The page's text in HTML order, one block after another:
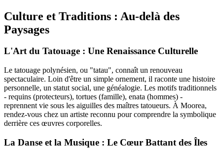
Culture et Traditions : Au-delà des
Paysages
L'Art du Tatouage : Une Renaissance Culturelle
Le tatouage polynésien, ou "tatau", connaît un renouveau
spectaculaire. Loin d'être un simple ornement, il raconte une histoire
personnelle, un statut social, une généalogie. Les motifs traditionnels
- requins (protecteurs), tortues (famille), enata (hommes) -
reprennent vie sous les aiguilles des maîtres tatoueurs. À Moorea,
rendez-vous chez un artiste reconnu pour comprendre la symbolique
derrière ces œuvres corporelles.
La Danse et la Musique : Le Cœur Battant des Îles